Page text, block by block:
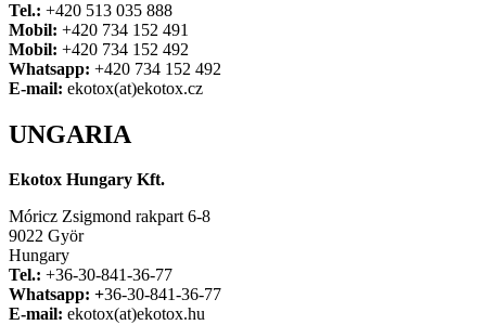
Tel.: +420 513 035 888
Mobil: +420 734 152 491
Mobil: +420 734 152 492
Whatsapp: +420 734 152 492
E-mail: ekotox(at)ekotox.cz
UNGARIA
Ekotox Hungary Kft.
Móricz Zsigmond rakpart 6-8
9022 Györ
Hungary
Tel.: +36-30-841-36-77
Whatsapp: +36-30-841-36-77
E-mail: ekotox(at)ekotox.hu